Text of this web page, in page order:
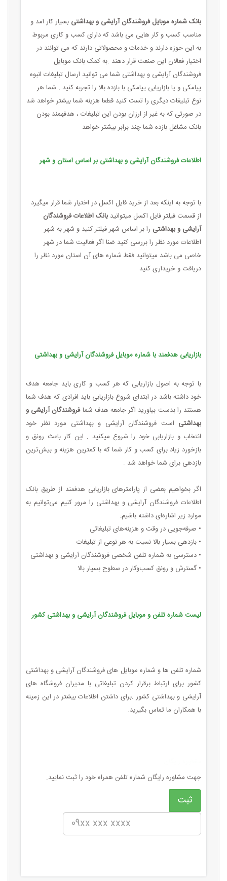
بانک شماره موبایل فروشندگان آرایشی و بهداشتی بسیار کار امد و
مناسب کسب و کار هایی می باشد که دارای کسب و کاری مربوط
به این حوزه دارند و خدمات و محصولاتی دارند که می توانند در
اختیار فعالان این صنعت قرار دهند .به کمک بانک موبایل
فروشندگان آرایشی و بهداشتی شما می توانید ارسال تبلیغات انبوه
پیامکی و یا بازاریابی ییامکی با بازده بالا را تجربه کنید . شما هر
نوع تبلیغات دیگری را تست کنید قطعا هزینه شما بیشتر خواهد شد
در صورتی که به غیر از ارزان بودن این تبلیغات ، هدفهمند بودن
بانک مشاغل بازده شما چند برابر بیشتر خواهد
اطلاعات فروشندگان آرایشی و بهداشتی بر اساس استان و شهر
با توجه به اینکه بعد از خرید فایل اکسل در اختیار شما قرار میگیرد
از قسمت فیلتر فایل اکسل میتوانید بانک اطلاعات فروشندگان
آرایشی و بهداشتی را بر اساس شهر فیلتر کنید و شهر به شهر
اطلاعات مورد نظر را بررسی کنید ضنا اگر فعالیت شما در شهر
خاصی می باشد میتوانید فقط شماره های آن استان مورد نظر را
دریافت و خریداری کنید
بازاریابی هدفمند با شماره موبایل فروشندگان آرایشی و بهداشتی
با توجه به اصول بازاریابی که هر کسب ‌و کاری باید جامعه هدف
خود داشته باشد در ابتدای شروع بازاریابی باید افرادی که هدف شما
هستند را بدست بیاورید اگر جامعه هدف شمافروشندگان آرایشی و
بهداشتی است فروشندگان آرایشی و بهداشتی مورد نظر خود
انتخاب و بازاریابی خود را شروع میکنید . این کار باعث رونق و
بازخورد زیاد برای کسب ‌و کار شما که با کمترین هزینه و بیش‌ترین
بازدهی برای شما خواهد شد .
اگر بخواهیم بعضی از پارامترهای بازاریابی هدفمند از طریق بانک
اطلاعات فروشندگان آرایشی و بهداشتی را مرور کنیم می‌توانیم به
موارد زیر اشاره‌ای داشته باشیم:
• صرفه‌جویی در وقت و هزینه‌های تبلیغاتی
• بازدهی بسیار بالا نسبت به هر نوعی از تبلیغات
• دسترسی به شماره تلفن شخصی فروشندگان آرایشی و بهداشتی
• گسترش و رونق کسب‌وکار در سطوح بسیار بالا
لیست شماره تلفن و موبایل فروشندگان آرایشی و بهداشتی کشور
شماره تلفن ها و شماره موبایل های فروشندگان آرایشی و بهداشتی
کشور برای ارتباط برقرار کردن تبلیغاتی با مدیران فروشگاه های
آرایشی و بهداشتی کشور .برای داشتن اطلاعات بیشتر در این زمینه
با همکاران ما تماس بگیرید.
جهت مشاوره رایگان شماره تلفن همراه خود را ثبت نمایید.